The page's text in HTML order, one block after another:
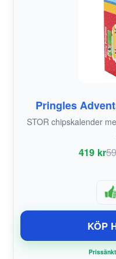
Pringles
STOR chipskalender
419 kr
KÖP
Prissänkt